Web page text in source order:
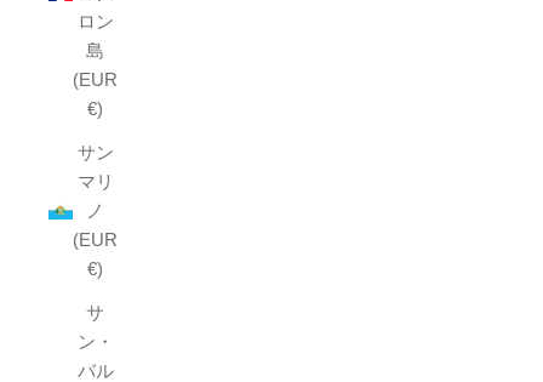
ロン
島
(EUR
€)
サン
マリ
ノ
(EUR
€)
サ
ン・
バル